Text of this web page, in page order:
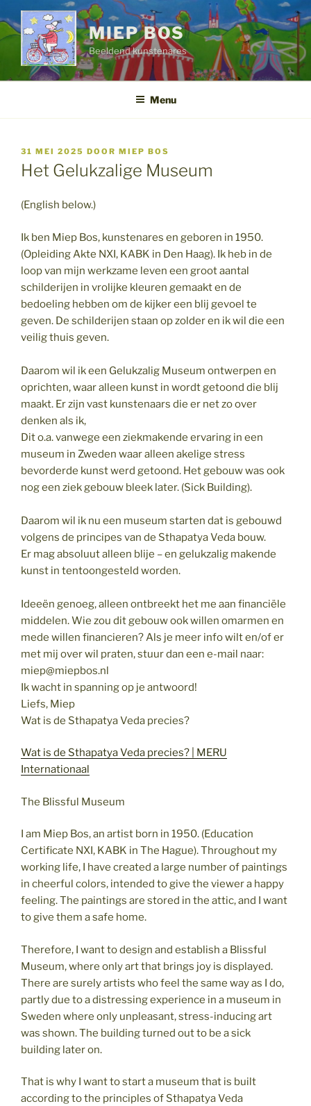
naar
de
inhoud
MIEP BOS
Beeldend kunstenares
Menu
GEPLAATST
OP
31 MEI 2025 DOOR MIEP BOS
Het Gelukzalige Museum
(English below.)
Ik ben Miep Bos, kunstenares en geboren in 1950.
(Opleiding Akte NXI, KABK in Den Haag). Ik heb in de
loop van mijn werkzame leven een groot aantal
schilderijen in vrolijke kleuren gemaakt en de
bedoeling hebben om de kijker een blij gevoel te
geven. De schilderijen staan op zolder en ik wil die een
veilig thuis geven.
Daarom wil ik een Gelukzalig Museum ontwerpen en
oprichten, waar alleen kunst in wordt getoond die blij
maakt. Er zijn vast kunstenaars die er net zo over
denken als ik,
Dit o.a. vanwege een ziekmakende ervaring in een
museum in Zweden waar alleen akelige stress
bevorderde kunst werd getoond. Het gebouw was ook
nog een ziek gebouw bleek later. (Sick Building).
Daarom wil ik nu een museum starten dat is gebouwd
volgens de principes van de Sthapatya Veda bouw.
Er mag absoluut alleen blije – en gelukzalig makende
kunst in tentoongesteld worden.
Ideeën genoeg, alleen ontbreekt het me aan financiële
middelen. Wie zou dit gebouw ook willen omarmen en
mede willen financieren? Als je meer info wilt en/of er
met mij over wil praten, stuur dan een e-mail naar:
miep@miepbos.nl
Ik wacht in spanning op je antwoord!
Liefs, Miep
Wat is de Sthapatya Veda precies?
Wat is de Sthapatya Veda precies? | MERU
Internationaal
The Blissful Museum
I am Miep Bos, an artist born in 1950. (Education
Certificate NXI, KABK in The Hague). Throughout my
working life, I have created a large number of paintings
in cheerful colors, intended to give the viewer a happy
feeling. The paintings are stored in the attic, and I want
to give them a safe home.
Therefore, I want to design and establish a Blissful
Museum, where only art that brings joy is displayed.
There are surely artists who feel the same way as I do,
partly due to a distressing experience in a museum in
Sweden where only unpleasant, stress-inducing art
was shown. The building turned out to be a sick
building later on.
That is why I want to start a museum that is built
according to the principles of Sthapatya Veda